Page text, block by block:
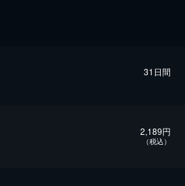
31日間
2,189円
（税込）